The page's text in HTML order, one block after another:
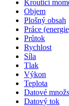
Kroutící
Objem
Plošný obsah
Práce
Průtok
Rychlost
Síla
Tlak
Výkon
Teplota
Datové
Datový tok